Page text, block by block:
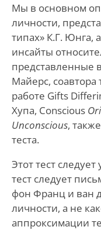
Мы в основном
личности,
типах» К.Г. Юнга,
инсайты
представленные
Майерс,
работе Gifts
Хупа, Conscious
Unconscious,
теста.
Этот тест
тест следует
фон Франц и ван
личности, а не
аппроксимации